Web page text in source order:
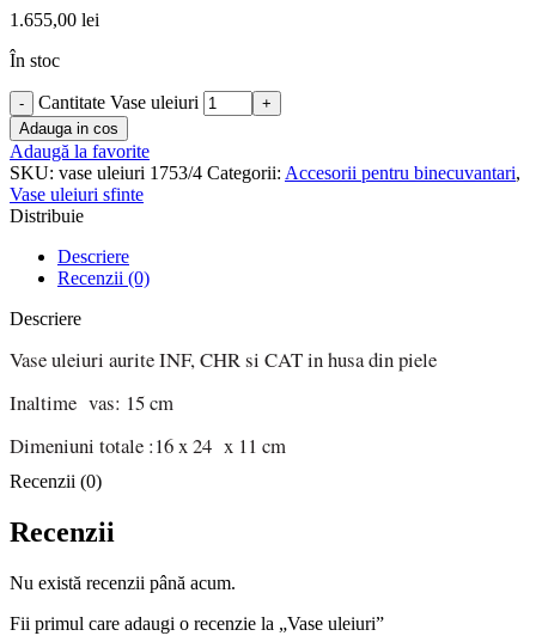
1.655,00 lei
În stoc
Cantitate Vase uleiuri
Adauga in cos
Adaugă la favorite
SKU: vase uleiuri 1753/4 Categorii: Accesorii pentru binecuvantari,
Vase uleiuri sfinte
Distribuie
Descriere
Recenzii (0)
Descriere
Vase uleiuri aurite INF, CHR si CAT in husa din piele
Inaltime vas: 15 cm
Dimeniuni totale :16 x 24 x 11 cm
Recenzii (0)
Recenzii
Nu există recenzii până acum.
Fii primul care adaugi o recenzie la „Vase uleiuri”